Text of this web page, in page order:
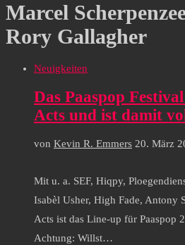
Marcel
Rory Gallagher
Neuigkeiten
Das Paaspop
Acts und ist damit
von Kevin R. Emmers 20. März
Mit u. a. SEF, Hiqpy,
Isabèl Usher, High Fade, Antony
Acts ist das Line-up für Paaspop
Achtung: Willst…